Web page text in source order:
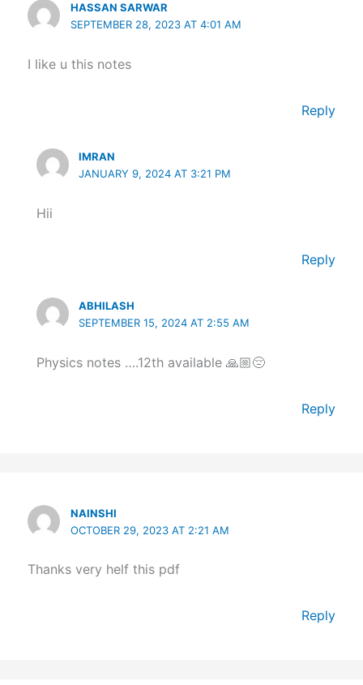
HASSAN SARWAR
SEPTEMBER 28, 2023 AT 4:01 AM
I like u this notes
Reply
IMRAN
JANUARY 9, 2024 AT 3:21 PM
Hii
Reply
ABHILASH
SEPTEMBER 15, 2024 AT 2:55 AM
Physics notes ….12th available 🙏🏼😔
Reply
NAINSHI
OCTOBER 29, 2023 AT 2:21 AM
Thanks very helf this pdf
Reply